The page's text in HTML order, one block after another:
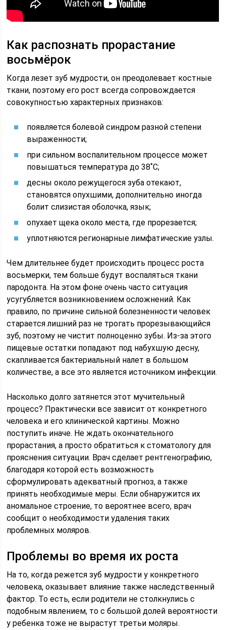
Как распознать прорастание
восьмёрок
Когда лезет зуб мудрости, он преодолевает костные
ткани, поэтому его рост всегда сопровождается
совокупностью характерных признаков:
появляется болевой синдром разной степени
выраженности;
при сильном воспалительном процессе может
повышаться температура до 38˚С;
десны около режущегося зуба отекают,
становятся опухшими, дополнительно иногда
болит слизистая оболочка, язык;
опухает щека около места, где прорезается;
уплотняются регионарные лимфатические узлы.
Чем длительнее будет происходить процесс роста
восьмерки, тем больше будут воспаляться ткани
пародонта. На этом фоне очень часто ситуация
усугубляется возникновением осложнений. Как
правило, по причине сильной болезненности человек
старается лишний раз не трогать прорезывающийся
зуб, поэтому не чистит полноценно зубы. Из-за этого
пищевые остатки попадают под набухшую десну,
скапливается бактериальный налет в большом
количестве, а все это является источником инфекции.
Насколько долго затянется этот мучительный
процесс? Практически все зависит от конкретного
человека и его клинической картины. Можно
поступить иначе. Не ждать окончательного
прорастания, а просто обратиться к стоматологу для
прояснения ситуации. Врач сделает рентгенографию,
благодаря которой есть возможность
сформулировать адекватный прогноз, а также
принять необходимые меры. Если обнаружится их
аномальное строение, то вероятнее всего, врач
сообщит о необходимости удаления таких
проблемных моляров.
Проблемы во время их роста
На то, когда режется зуб мудрости у конкретного
человека, оказывает влияние также наследственный
фактор. То есть, если родители не столкнулись с
подобным явлением, то с большой долей вероятности
у ребенка тоже не вырастут третьи моляры.